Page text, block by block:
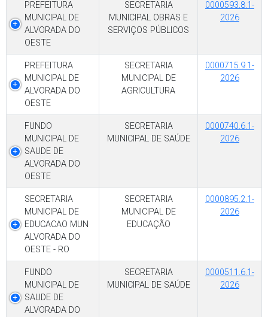
PREFEITURA
MUNICIPAL DE
ALVORADA DO
OESTE
SECRETARIA
MUNICIPAL OBRAS E
SERVIÇOS PÚBLICOS
0000593.8.1-
2026
PREFEITURA
MUNICIPAL DE
ALVORADA DO
OESTE
SECRETARIA
MUNICIPAL DE
AGRICULTURA
0000715.9.1-
2026
FUNDO
MUNICIPAL DE
SAUDE DE
ALVORADA DO
OESTE
SECRETARIA
MUNICIPAL DE SAÚDE
0000740.6.1-
2026
SECRETARIA
MUNICIPAL DE
EDUCACAO MUN
ALVORADA DO
OESTE - RO
SECRETARIA
MUNICIPAL DE
EDUCAÇÃO
0000895.2.1-
2026
FUNDO
MUNICIPAL DE
SAUDE DE
ALVORADA DO
SECRETARIA
MUNICIPAL DE SAÚDE
0000511.6.1-
2026